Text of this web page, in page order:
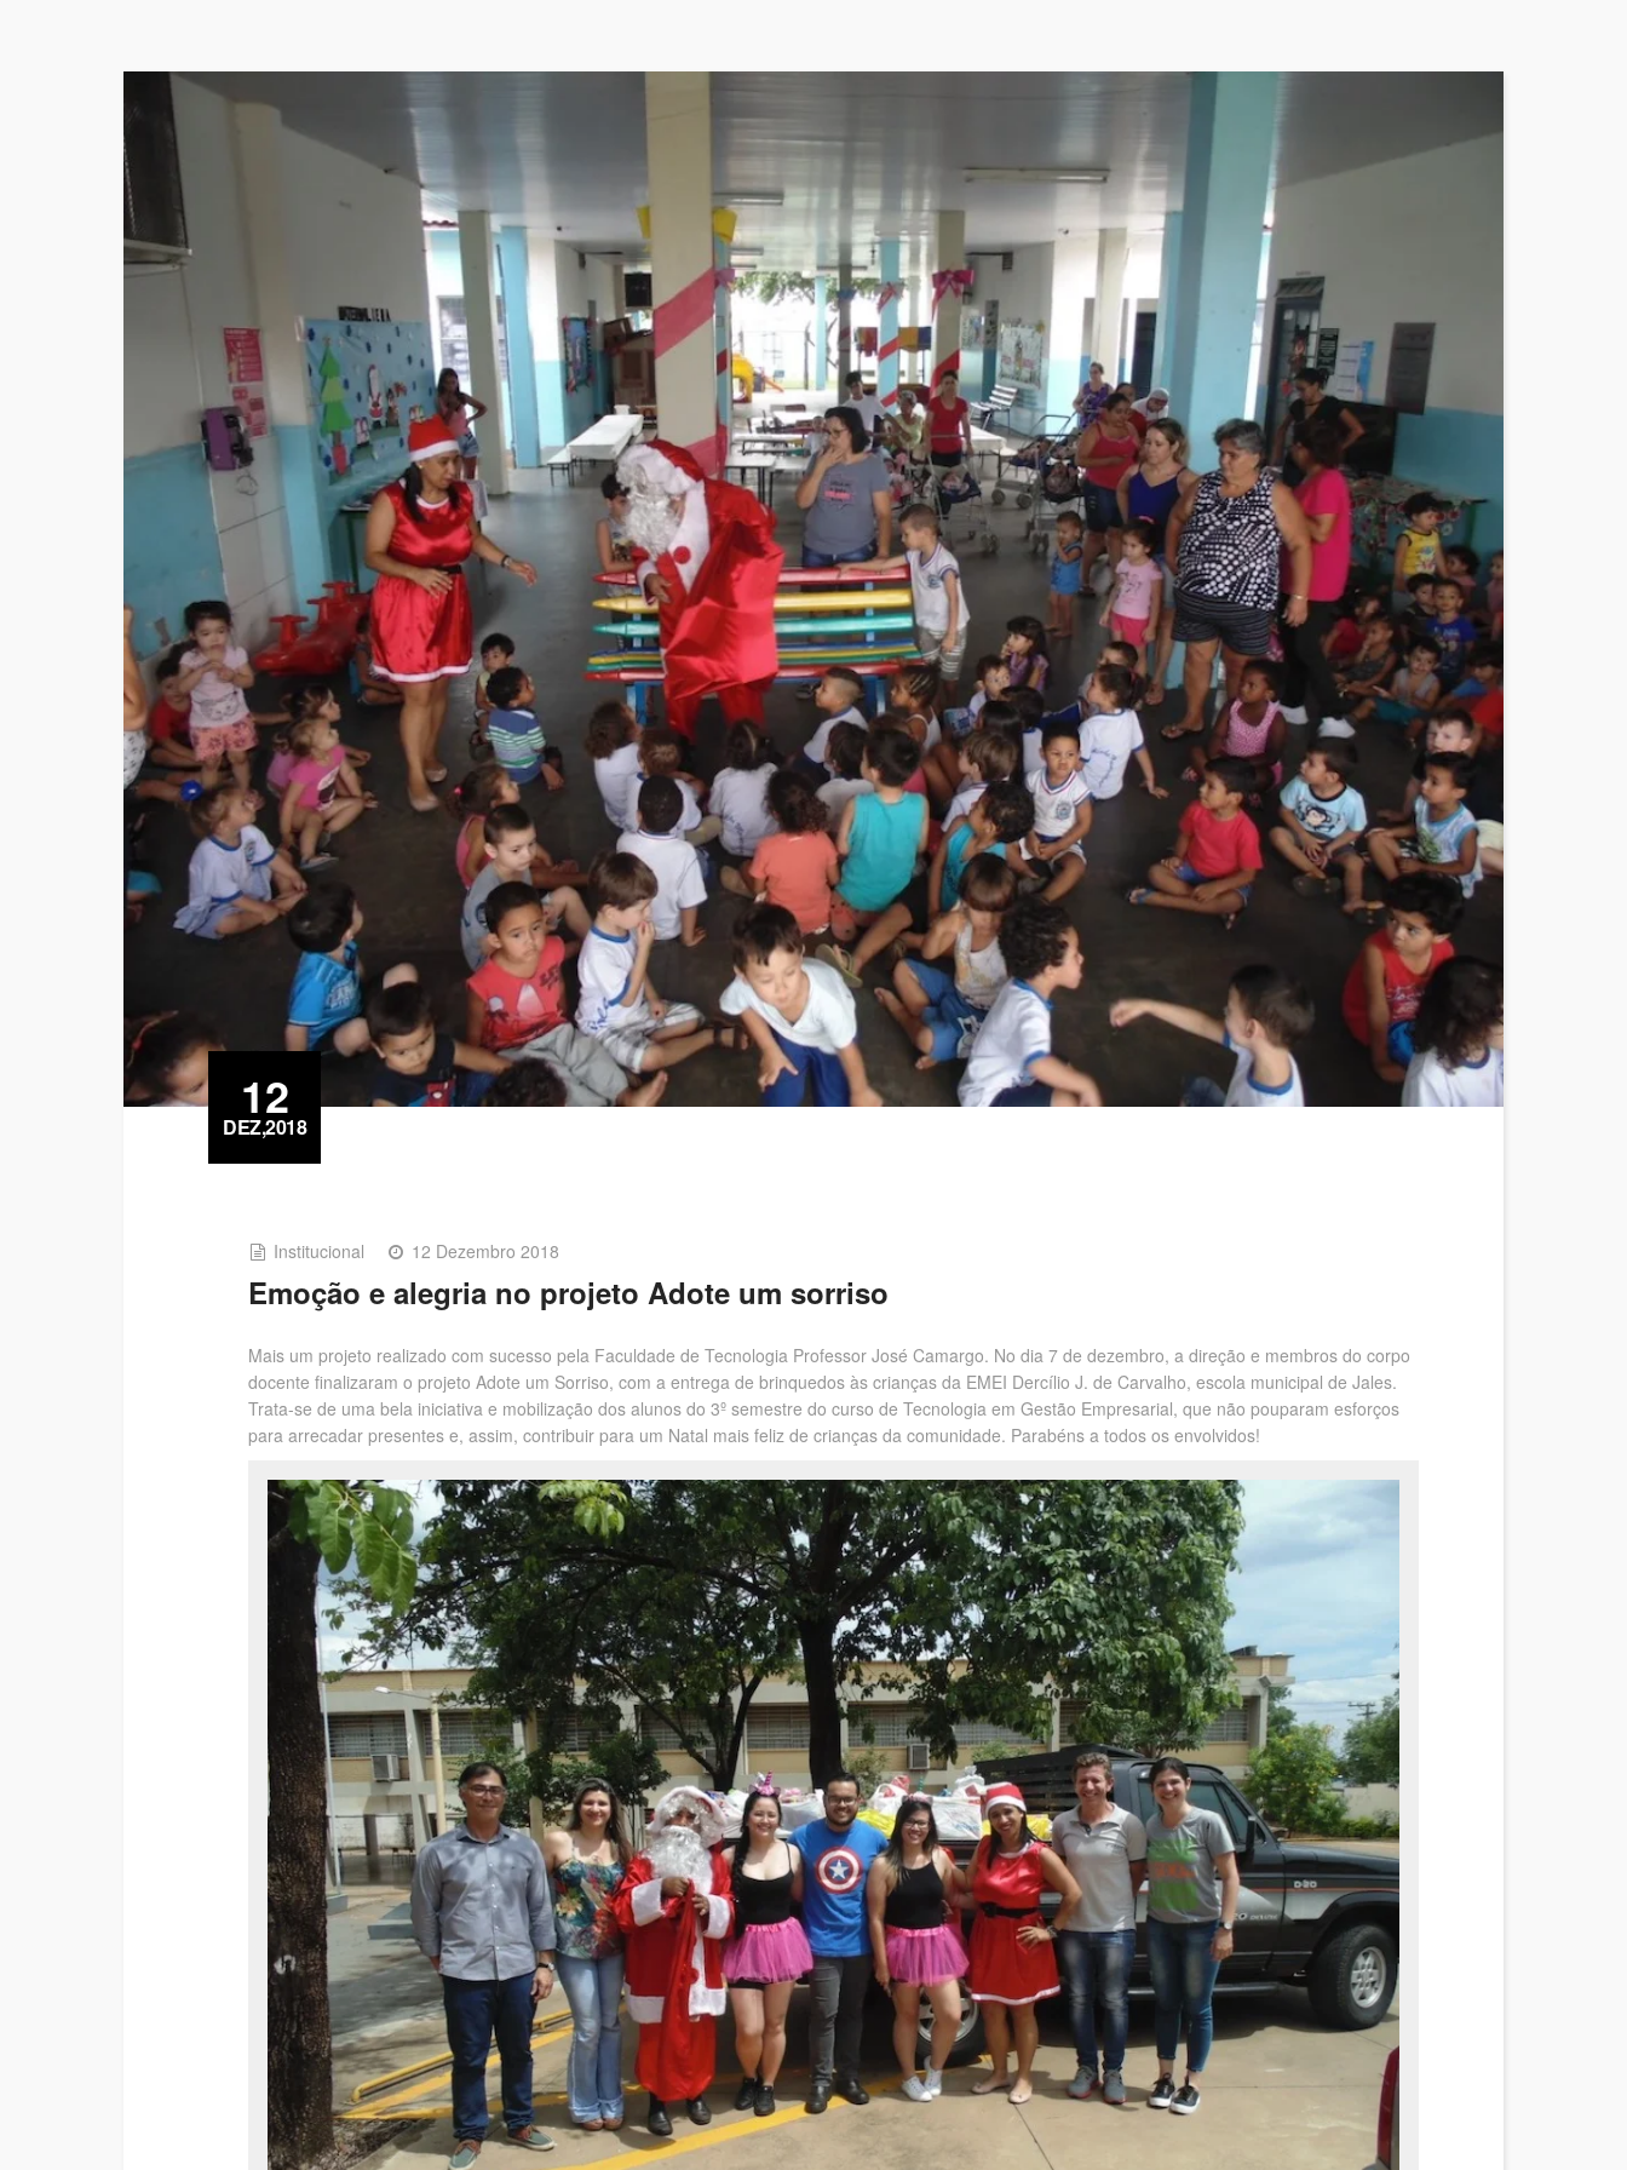
12
DEZ,2018
Institucional 12 Dezembro 2018
Emoção e alegria no projeto Adote um sorriso
Mais um projeto realizado com sucesso pela Faculdade de Tecnologia Professor José Camargo. No dia 7 de dezembro, a direção e membros do corpo
docente finalizaram o projeto Adote um Sorriso, com a entrega de brinquedos às crianças da EMEI Dercílio J. de Carvalho, escola municipal de Jales.
Trata-se de uma bela iniciativa e mobilização dos alunos do 3º semestre do curso de Tecnologia em Gestão Empresarial, que não pouparam esforços
para arrecadar presentes e, assim, contribuir para um Natal mais feliz de crianças da comunidade. Parabéns a todos os envolvidos!